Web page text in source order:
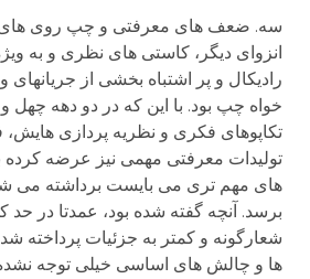
سه. ضعف های معرفتی و چپ روی های
انزوای دیگر، کاستی های نظری و به
رادیکال و پر اشتباه بخشی از جریانهای
خواه چپ بود. با این که در دو دهه چهل
تکاپوهای فکری و نظریه پردازی هایش،
تولیدات معرفتی مهمی نیز عرضه کرده
های مهم تری می بایست برداشته می شد
برسد. آنچه گفته شده بود، عمدتا در حد
شعارگونه و کمتر به جزئیات پرداخته
ها و چالش های اساسی خیلی توجه